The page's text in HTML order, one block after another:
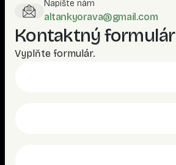
Napíšte nám
altankyorava@gmail.com
Kontaktný formulár
Vyplňte formulár.